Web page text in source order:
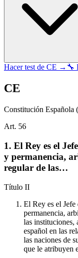
Hacer test de CE → 🔧
CE
Constitución Española
Art. 56
1. El Rey es el
y permanencia,
regular de las…
Título II
El Rey es el
permanencia,
las instituciones,
español en las
las naciones de
que le atribuyen